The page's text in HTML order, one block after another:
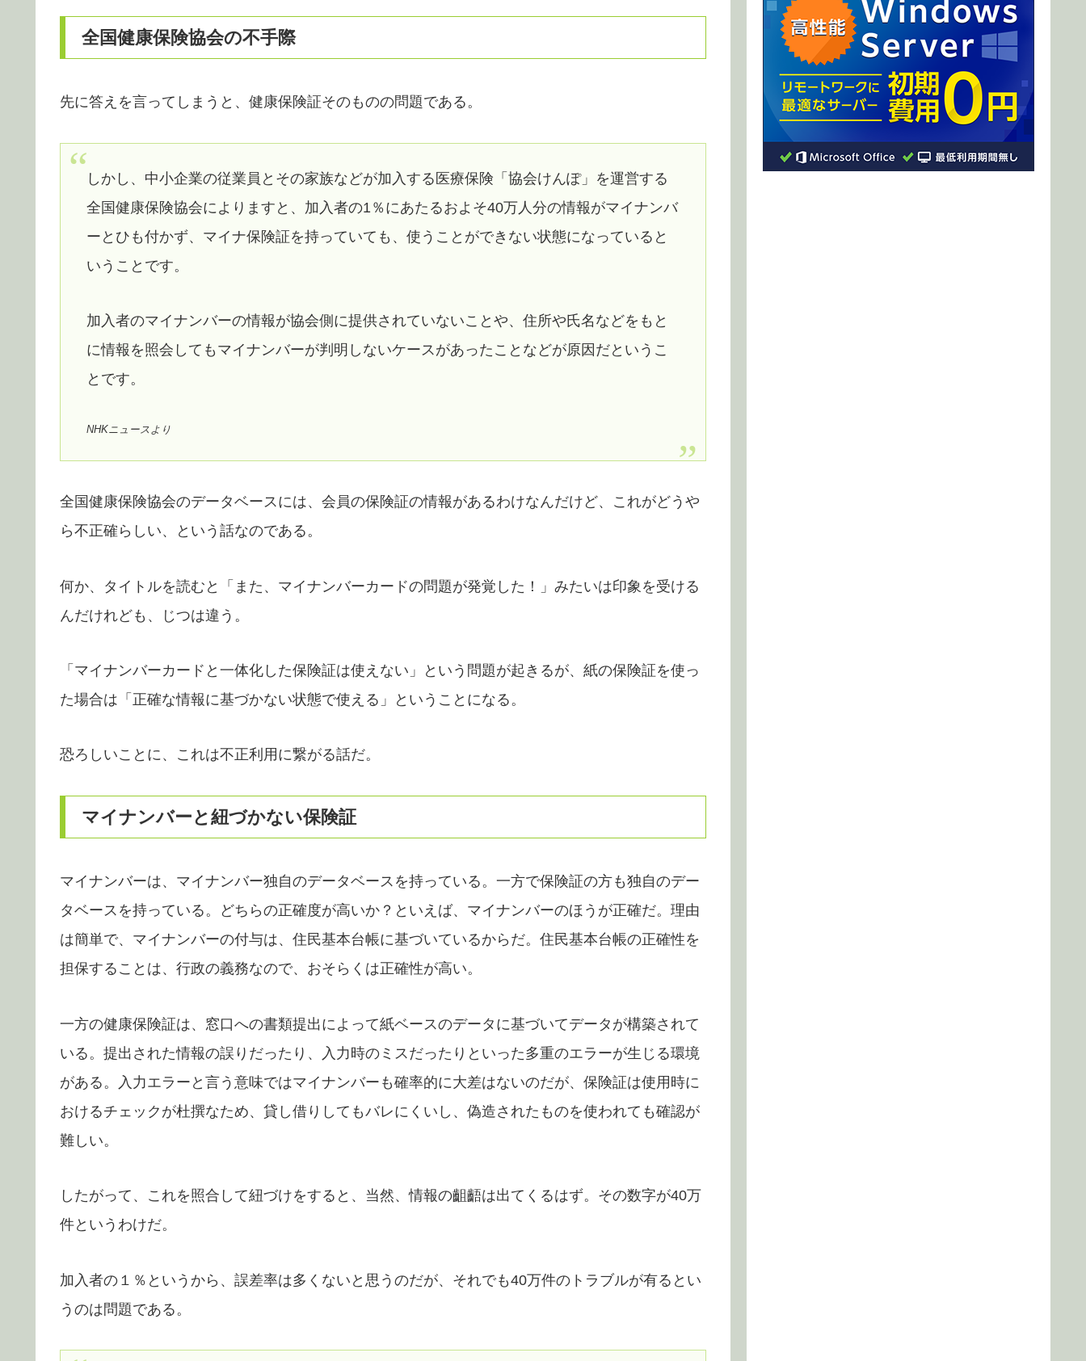
全国健康保険協会の不手際
先に答えを言ってしまうと、健康保険証そのものの問題である。
しかし、中小企業の従業員とその家族などが加入する医療保険「協会けんぽ」を運営する
全国健康保険協会によりますと、加入者の1％にあたるおよそ40万人分の情報がマイナンバ
ーとひも付かず、マイナ保険証を持っていても、使うことができない状態になっていると
いうことです。
加入者のマイナンバーの情報が協会側に提供されていないことや、住所や氏名などをもと
に情報を照会してもマイナンバーが判明しないケースがあったことなどが原因だというこ
とです。
NHKニュースより
全国健康保険協会のデータベースには、会員の保険証の情報があるわけなんだけど、これがどうや
ら不正確らしい、という話なのである。
何か、タイトルを読むと「また、マイナンバーカードの問題が発覚した！」みたいは印象を受ける
んだけれども、じつは違う。
「マイナンバーカードと一体化した保険証は使えない」という問題が起きるが、紙の保険証を使っ
た場合は「正確な情報に基づかない状態で使える」ということになる。
恐ろしいことに、これは不正利用に繋がる話だ。
マイナンバーと紐づかない保険証
マイナンバーは、マイナンバー独自のデータベースを持っている。一方で保険証の方も独自のデー
タベースを持っている。どちらの正確度が高いか？といえば、マイナンバーのほうが正確だ。理由
は簡単で、マイナンバーの付与は、住民基本台帳に基づいているからだ。住民基本台帳の正確性を
担保することは、行政の義務なので、おそらくは正確性が高い。
一方の健康保険証は、窓口への書類提出によって紙ベースのデータに基づいてデータが構築されて
いる。提出された情報の誤りだったり、入力時のミスだったりといった多重のエラーが生じる環境
がある。入力エラーと言う意味ではマイナンバーも確率的に大差はないのだが、保険証は使用時に
おけるチェックが杜撰なため、貸し借りしてもバレにくいし、偽造されたものを使われても確認が
難しい。
したがって、これを照合して紐づけをすると、当然、情報の齟齬は出てくるはず。その数字が40万
件というわけだ。
加入者の１％というから、誤差率は多くないと思うのだが、それでも40万件のトラブルが有るとい
うのは問題である。